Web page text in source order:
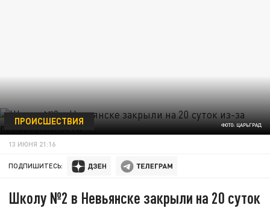
ФОТО: ЦАРЬГРАД
ПРОИСШЕСТВИЯ
13 ИЮНЯ 21:16
ПОДПИШИТЕСЬ:
Школу №2 в Невьянске закрыли на 20 суток